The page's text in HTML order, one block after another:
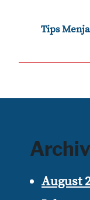
Tips
August